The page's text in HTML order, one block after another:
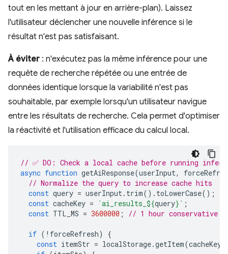
tout en les mettant à jour en arrière-plan). Laissez
l'utilisateur déclencher une nouvelle inférence si le
résultat n'est pas satisfaisant.
À éviter : n'exécutez pas la même inférence pour une
requête de recherche répétée ou une entrée de
données identique lorsque la variabilité n'est pas
souhaitable, par exemple lorsqu'un utilisateur navigue
entre les résultats de recherche. Cela permet d'optimiser
la réactivité et l'utilisation efficace du calcul local.
// ✅ DO: Check a local cache before running
async function getAiResponse(userInput,
// Normalize the query to increase cache hits
const query = userInput. trim(). toLowerCase();
const cacheKey = `ai_results_ ${query} ` ;
const TTL_MS = 3600000 ; // 1 hour conservative
if ( ! forceRefresh)
{
const itemStr = localStorage.getItem(cacheKey